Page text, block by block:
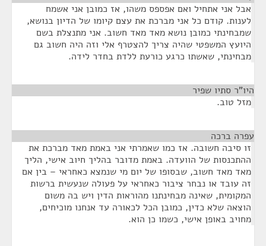
אבל אני אתחיל ואם אפספס משהו, אז כמובן אני אשמח
לענות. קודם כל אני מברכת את עצם קיומו של הדיון בנושא,
שמבחינתי כמובן נושא מאד מאד חשוב. אני מתנצלת בשם
היועץ המשפטי שהיה צריך להצטרף אלי וזה היה חשוב גם
מבחינתי, שאשתו כרגע כורעת ללדת בחדר לידה.
היו"ר סתיו שפיר
מזל טוב.
עפרה ברכה
זו סיבה חשובה. אז כמו שאמרתי אני באמת מאד מברכת את
ההתכנסות של הוועדה. באמת מדובר בהליך חיוב אישי, הליך
מאד מאד חשוב, שבסופו של יום מי שנמצא כאחראי – בין אם
זה עובד או נבחר ציבור כאחראי על פעולה שנעשית ברשות
המקומית, שאינה מבחינתנו מהוראות הדין ויש בה משום
הוצאה שלא כדין, כמובן הכל לכאורה עד אנחנו מוכיחים,
מחויב באופן אישי, כשמו כן הוא.